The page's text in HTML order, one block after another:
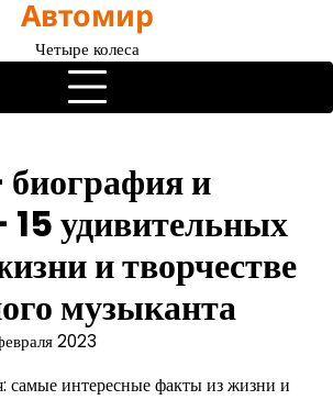
Автомир
Четыре колеса
и
удивительных
и творчестве
музыканта
2023